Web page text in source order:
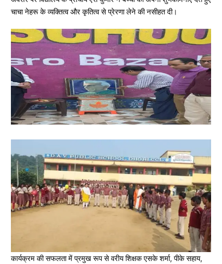
चाचा नेहरू के व्यक्तित्व और कृतित्व से प्रेरणा लेने की नसीहत दी।
कार्यक्रम की सफलता में प्रमुख रूप से वरीय शिक्षक एसके शर्मा, पीके सहाय,